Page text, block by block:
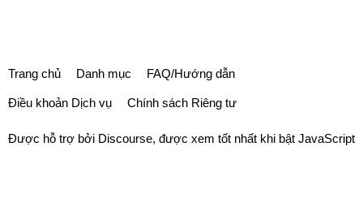
Trang chủ Danh mục FAQ/Hướng dẫn
Điều khoản Dịch vụ Chính sách Riêng tư
Được hỗ trợ bởi Discourse, được xem tốt nhất khi bật JavaScript